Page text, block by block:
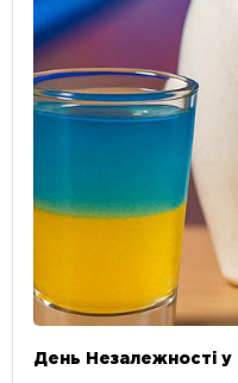
День Незалежності у